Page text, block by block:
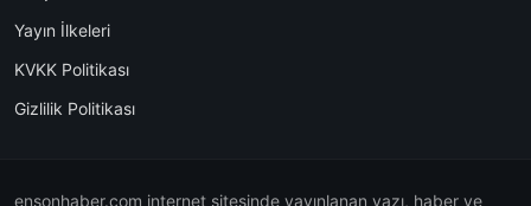
Yayın İlkeleri
KVKK Politikası
Gizlilik Politikası
ensonhaber.com internet sitesinde yayınlanan yazı, haber ve